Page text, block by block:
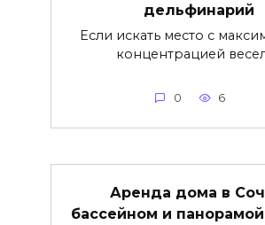
дельфинарий
Если искать место с
концентрацией
0 6
Аренда дома в
бассейном и